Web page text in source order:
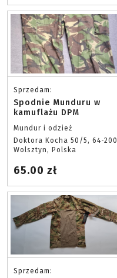
Sprzedam:
Spodnie Munduru w
kamuflażu DPM
Mundur i odzież
Doktora Kocha 50/5, 64-200
Wolsztyn, Polska
65.00 zł
Sprzedam: